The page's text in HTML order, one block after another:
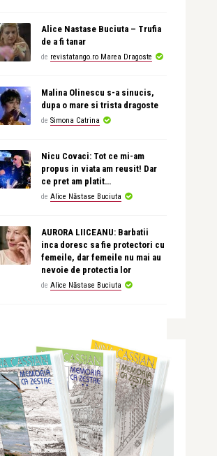
Alice Nastase Buciuta – Trufia
de a fi tanar
de revistatango.ro Marea Dragoste
Malina Olinescu s-a sinucis,
dupa o mare si trista dragoste
de Simona Catrina
Nicu Covaci: Tot ce mi-am
propus in viata am reusit! Dar
ce pret am platit…
de Alice Năstase Buciuta
AURORA LIICEANU: Barbatii
inca doresc sa fie protectori cu
femeile, dar femeile nu mai au
nevoie de protectia lor
de Alice Năstase Buciuta